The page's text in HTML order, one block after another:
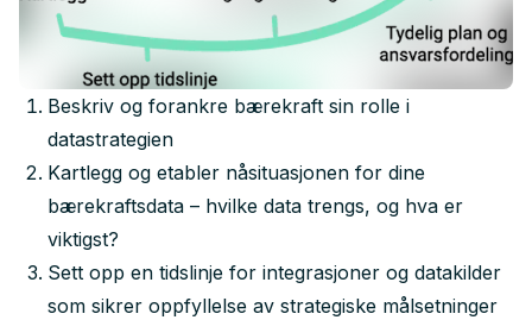
Beskriv og forankre bærekraft sin rolle i
datastrategien
Kartlegg og etabler nåsituasjonen for dine
bærekraftsdata – hvilke data trengs, og hva er
viktigst?
Sett opp en tidslinje for integrasjoner og datakilder
som sikrer oppfyllelse av strategiske målsetninger